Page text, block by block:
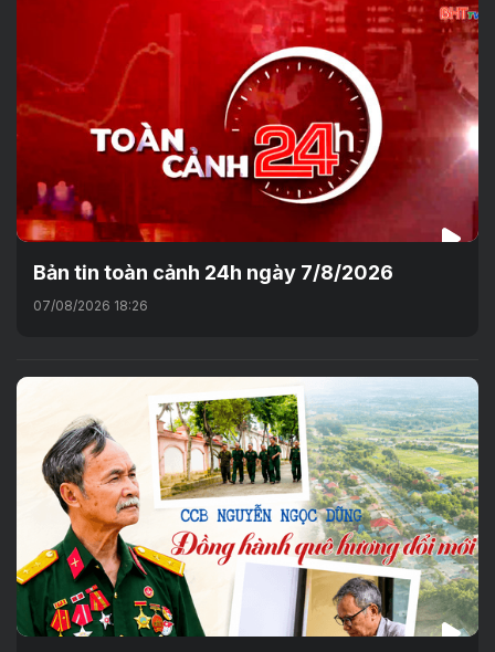
Bản tin toàn cảnh 24h ngày 7/8/2026
07/08/2026 18:26